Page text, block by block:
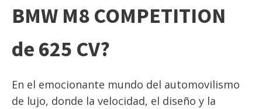
BMW M8 COMPETITION
de 625 CV?
En el emocionante mundo del automovilismo
de lujo, donde la velocidad, el diseño y la